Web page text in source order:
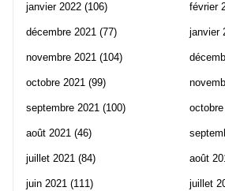
janvier 2022 (106)
décembre 2021 (77)
novembre 2021 (104)
octobre 2021 (99)
septembre 2021 (100)
août 2021 (46)
juillet 2021 (84)
juin 2021 (111)
février
janvier
août
juillet